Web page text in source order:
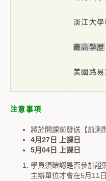
淡江大
最高學歷
美國路
注意事項
將於開課前發送【前測
4月27 日
上課日
5月04 日
上課日
學員須確認是否參加證
主辦單位才會在5月11